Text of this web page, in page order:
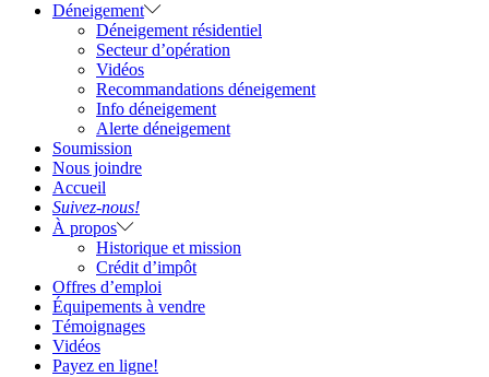
Déneigement
Déneigement résidentiel
Secteur d’opération
Vidéos
Recommandations déneigement
Info déneigement
Alerte déneigement
Soumission
Nous joindre
Accueil
Suivez-nous!
À propos
Historique et mission
Crédit d’impôt
Offres d’emploi
Équipements à vendre
Témoignages
Vidéos
Payez en ligne!